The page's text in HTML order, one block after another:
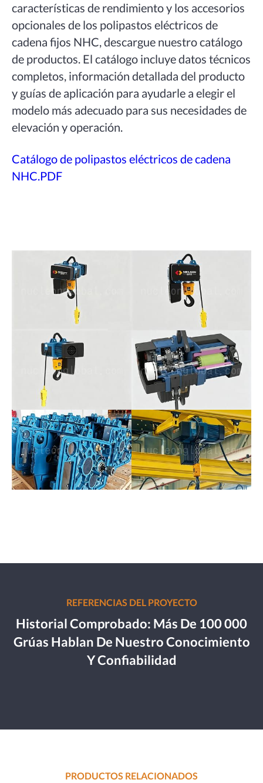
características de rendimiento y los accesorios
opcionales de los polipastos eléctricos de
cadena fijos NHC, descargue nuestro catálogo
de productos. El catálogo incluye datos técnicos
completos, información detallada del producto
y guías de aplicación para ayudarle a elegir el
modelo más adecuado para sus necesidades de
elevación y operación.
Catálogo de polipastos eléctricos de cadena
NHC.PDF
REFERENCIAS DEL PROYECTO
Historial Comprobado: Más De 100 000
Grúas Hablan De Nuestro Conocimiento
Y Confiabilidad
PRODUCTOS RELACIONADOS